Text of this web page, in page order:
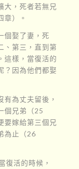
大，死者若無兄
章）。
個娶了妻，死
、第三，直到第
這樣，當復活的
？因為他們都娶
為丈夫留後，
個兄弟（25
要嫁給第三個兄
為止（26
復活的時候，